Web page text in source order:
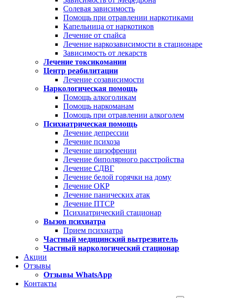
Солевая зависимость
Помощь при отравлении наркотиками
Капельница от наркотиков
Лечение от спайса
Лечение наркозависимости в стационаре
Зависимость от лекарств
Лечение токсикомании
Центр реабилитации
Лечение созависимости
Наркологическая помощь
Помощь алкоголикам
Помощь наркоманам
Помощь при отравлении алкоголем
Психиатрическая помощь
Лечение депрессии
Лечение психоза
Лечение шизофрении
Лечение биполярного расстройства
Лечение СДВГ
Лечение белой горячки на дому
Лечение ОКР
Лечение панических атак
Лечение ПТСР
Психиатрический стационар
Вызов психиатра
Прием психиатра
Частный медицинский вытрезвитель
Частный наркологический стационар
Акции
Отзывы
Отзывы WhatsApp
Контакты